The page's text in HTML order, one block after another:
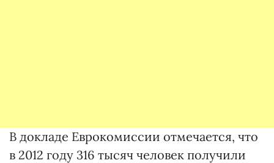
В докладе Еврокомиссии отмечается, что
в 2012 году 316 тысяч человек получили